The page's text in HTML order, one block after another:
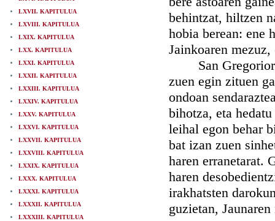
LXVII. KAPITULUA
LXVIII. KAPITULUA
LXIX. KAPITULUA
LXX. KAPITULUA
LXXI. KAPITULUA
LXXII. KAPITULUA
LXXIII. KAPITULUA
LXXIV. KAPITULUA
LXXV. KAPITULUA
LXXVI. KAPITULUA
LXXVII. KAPITULUA
LXXVIII. KAPITULUA
LXXIX. KAPITULUA
LXXX. KAPITULUA
LXXXI. KAPITULUA
LXXXII. KAPITULUA
LXXXIII. KAPITULUA
behintzat, hiltzen
hobia berean: ene
Jainkoaren
San
zuen egin zituen
ondoan
bihotza, eta
leihal egon behar
bat izan zuen
haren erranetarat.
haren
irakhatsten
guzietan,